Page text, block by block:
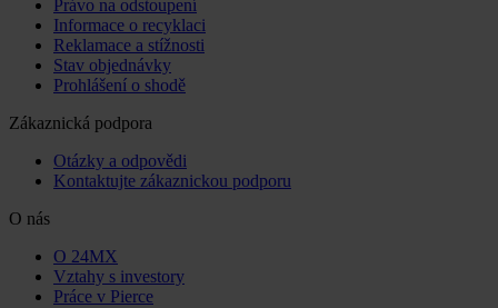
Právo na odstoupení
Informace o recyklaci
Reklamace a stížnosti
Stav objednávky
Prohlášení o shodě
Zákaznická podpora
Otázky a odpovědi
Kontaktujte zákaznickou podporu
O nás
O 24MX
Vztahy s investory
Práce v Pierce